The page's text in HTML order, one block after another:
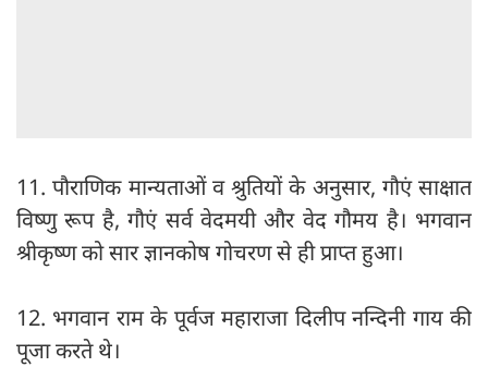
11. पौराणिक मान्यताओं व श्रुतियों के अनुसार, गौएं साक्षात
विष्णु रूप है, गौएं सर्व वेदमयी और वेद गौमय है। भगवान
श्रीकृष्ण को सार ज्ञानकोष गोचरण से ही प्राप्त हुआ।
12. भगवान राम के पूर्वज महाराजा दिलीप नन्दिनी गाय की
पूजा करते थे।